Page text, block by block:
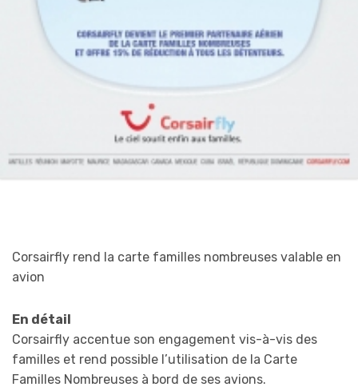
Corsairfly rend la carte familles nombreuses valable en
avion
En détail
Corsairfly accentue son engagement vis-à-vis des
familles et rend possible l’utilisation de la Carte
Familles Nombreuses à bord de ses avions.